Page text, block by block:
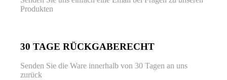
Produkten
30 TAGE RÜCKGABERECHT
Senden Sie die Ware innerhalb von 30 Tagen an uns
zurück